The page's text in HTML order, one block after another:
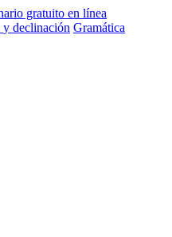
y declinación Gramática